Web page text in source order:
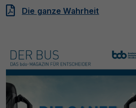
Die ganze Wahrheit